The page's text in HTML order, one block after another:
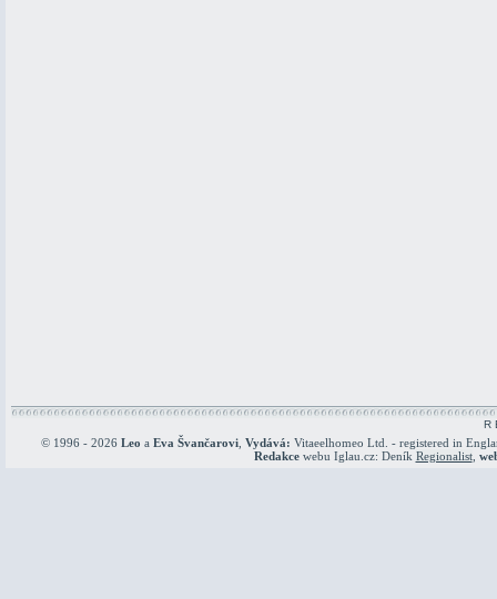
R
© 1996 - 2026 Leo a Eva Švančarovi Vydává: Vitaeelhomeo Ltd. - registered in
Redakcewebu Iglau.cz: Deník Regionalist,